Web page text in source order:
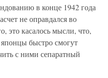
в конце 1942 года
не оправдался во
это касалось мысли, что,
быстро смогут
с ними сепаратный